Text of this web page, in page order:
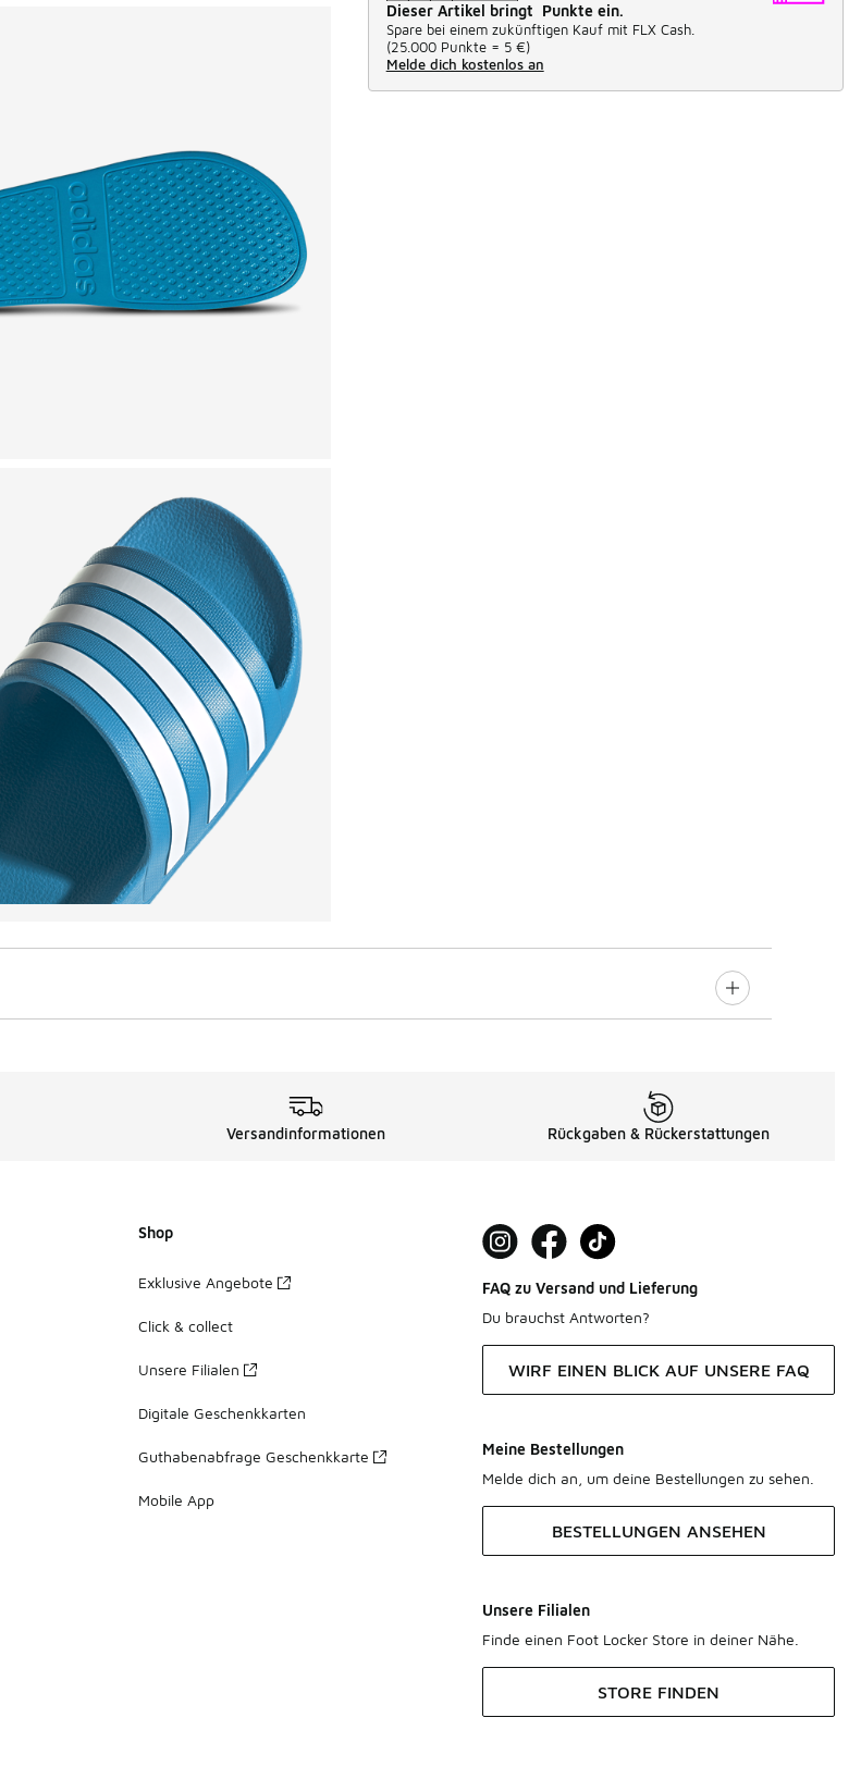
Dieser Artikel bringt Punkte ein.
Spare bei einem zukünftigen Kauf mit FLX Cash.
(25.000 Punkte = 5 €)
Melde dich kostenlos an
Versandinformationen Rückgaben & Rückerstattungen
Shop
Exklusive Angebote
Click & collect
Unsere Filialen
Digitale Geschenkkarten
Guthabenabfrage Geschenkkarte
Mobile App
FAQ zu Versand und Lieferung
Du brauchst Antworten?
WIRF EINEN BLICK AUF UNSERE FAQ
Meine Bestellungen
Melde dich an, um deine Bestellungen zu sehen.
BESTELLUNGEN ANSEHEN
Unsere Filialen
Finde einen Foot Locker Store in deiner Nähe.
STORE FINDEN